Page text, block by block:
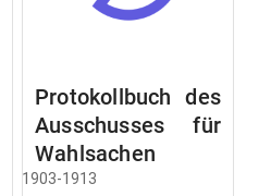
Protokollbuch des
Ausschusses für
Wahlsachen
1903-1913